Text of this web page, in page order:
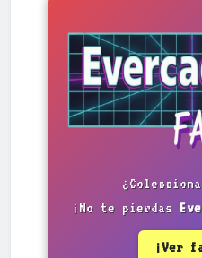
¡No te pierdas
¡Ver